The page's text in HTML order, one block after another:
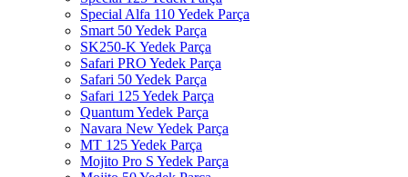
Special Alfa 110 Yedek Parça
Smart 50 Yedek Parça
SK250-K Yedek Parça
Safari PRO Yedek Parça
Safari 50 Yedek Parça
Safari 125 Yedek Parça
Quantum Yedek Parça
Navara New Yedek Parça
MT 125 Yedek Parça
Mojito Pro S Yedek Parça